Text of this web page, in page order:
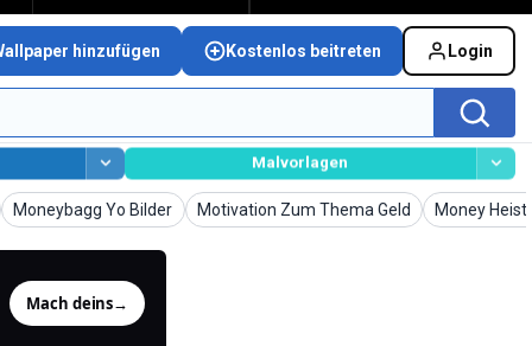
hinzufügen Kostenlos beitreten Login
Malvorlagen
Moneybagg Yo Bilder
Wallpaper Motivation Zum Thema Geld
Wallpaper Money Heist
Wallpaper
Mach deins→